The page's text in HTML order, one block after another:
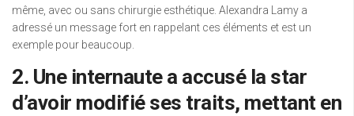
même, avec ou sans chirurgie esthétique. Alexandra Lamy a
adressé un message fort en rappelant ces éléments et est un
exemple pour beaucoup.
2. Une internaute a accusé la star
d’avoir modifié ses traits, mettant en